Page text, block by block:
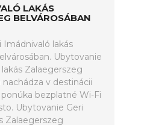
LAKÁS
BELVÁROSÁBAN
Imádnivaló lakás
Ubytovanie
Zalaegerszeg
nachádza v destinácii
bezplatné Wi-Fi
Ubytovanie Geri
Zalaegerszeg